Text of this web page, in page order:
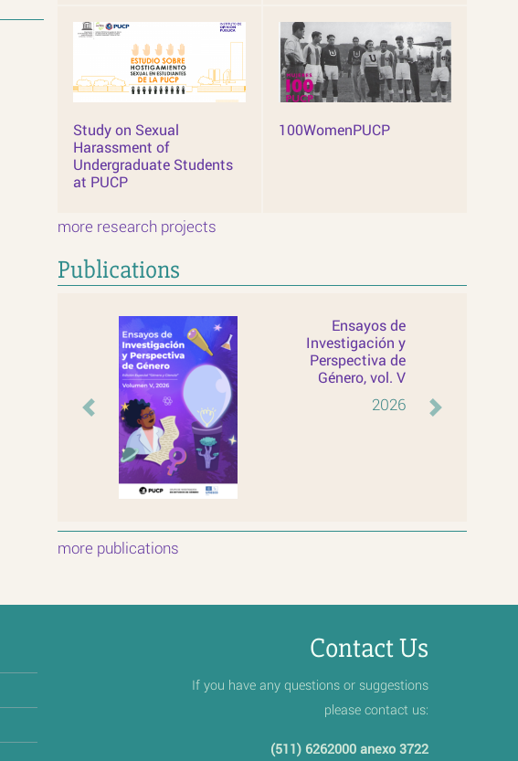
Study on Sexual
Harassment of
Undergraduate Students
at PUCP
100WomenPUCP
more research projects
Publications
Ensayos de
Investigación y
Perspectiva de
Género, vol. V
Previous Next
more publications
Contact Us
If you have any questions or suggestions
please contact us:
(511) 6262000 anexo 3722